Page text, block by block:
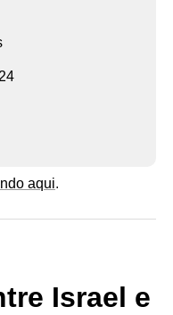
aqui.
Israel e